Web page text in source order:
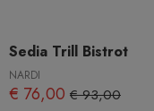
Sedia Trill Bistrot
NARDI
€ 76,00 € 93,00